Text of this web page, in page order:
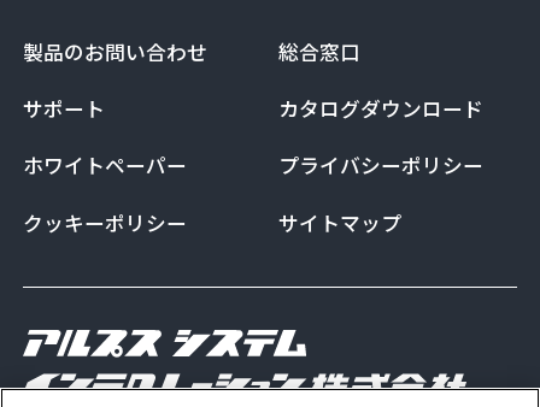
製品のお問い合わせ
総合窓口
サポート
カタログダウンロード
ホワイトペーパー
プライバシーポリシー
クッキーポリシー
サイトマップ